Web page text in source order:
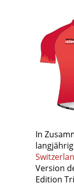
In
Version
Edition